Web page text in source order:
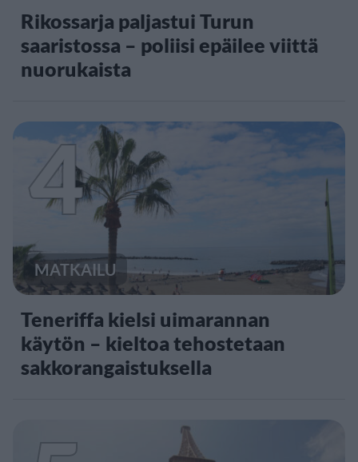
Rikossarja paljastui Turun
saaristossa – poliisi epäilee viittä
nuorukaista
4
MATKAILU
Teneriffa kielsi uimarannan
käytön – kieltoa tehostetaan
sakkorangaistuksella